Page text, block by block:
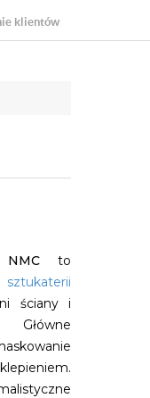
klientów
to
sztukaterii
ściany i